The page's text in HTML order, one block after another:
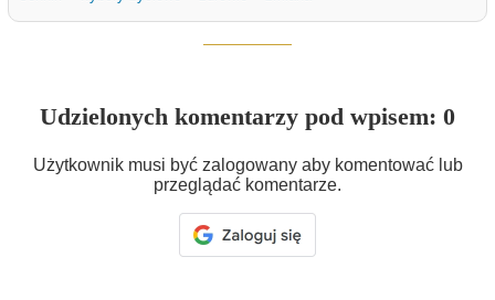
Udzielonych komentarzy pod wpisem: 0
Użytkownik musi być zalogowany aby komentować lub
przeglądać komentarze.